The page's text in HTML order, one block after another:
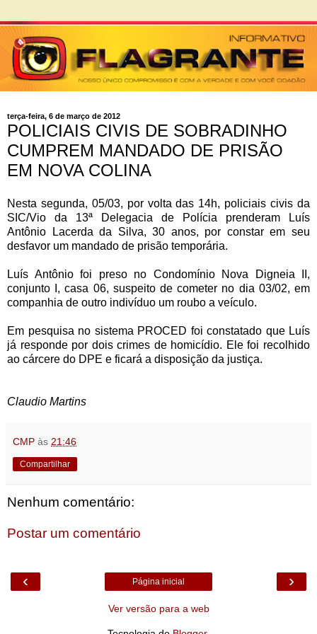
terça-feira, 6 de março de 2012
POLICIAIS CIVIS DE SOBRADINHO
CUMPREM MANDADO DE PRISÃO
EM NOVA COLINA
Nesta segunda, 05/03, por volta das 14h, policiais civis da
SIC/Vio da 13ª Delegacia de Polícia prenderam Luís
Antônio Lacerda da Silva, 30 anos, por constar em seu
desfavor um mandado de prisão temporária.
Luís Antônio foi preso no Condomínio Nova Digneia II,
conjunto I, casa 06, suspeito de cometer no dia 03/02, em
companhia de outro indivíduo um roubo a veículo.
Em pesquisa no sistema PROCED foi constatado que Luís
já responde por dois crimes de homicídio. Ele foi recolhido
ao cárcere do DPE e ficará a disposição da justiça.
Claudio Martins
CMP às 21:46
Compartilhar
Nenhum comentário:
Postar um comentário
‹ ›
Página inicial
Ver versão para a web